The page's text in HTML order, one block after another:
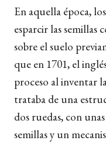
En aquella época,
esparcir las semillas
sobre el suelo
que en 1701, el
proceso al inventar
trataba de una
dos ruedas, con
semillas y un